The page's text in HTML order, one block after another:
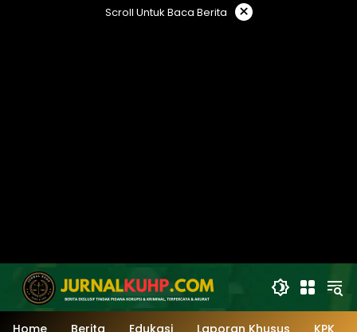
Scroll Untuk Baca Berita ×
Home Berita Edukasi Laporan Khusus KPK